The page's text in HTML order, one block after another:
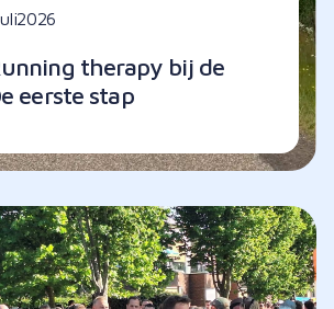
2026
therapy bij de
eerste stap